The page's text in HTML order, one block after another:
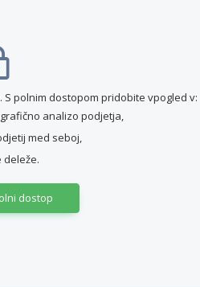
polnim dostopom pridobite vpogled v:
analizo podjetja,
med seboj,
deleže.
dostop